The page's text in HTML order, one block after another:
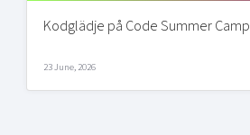
Kodglädje på Code Summer Camp
23 June, 2026